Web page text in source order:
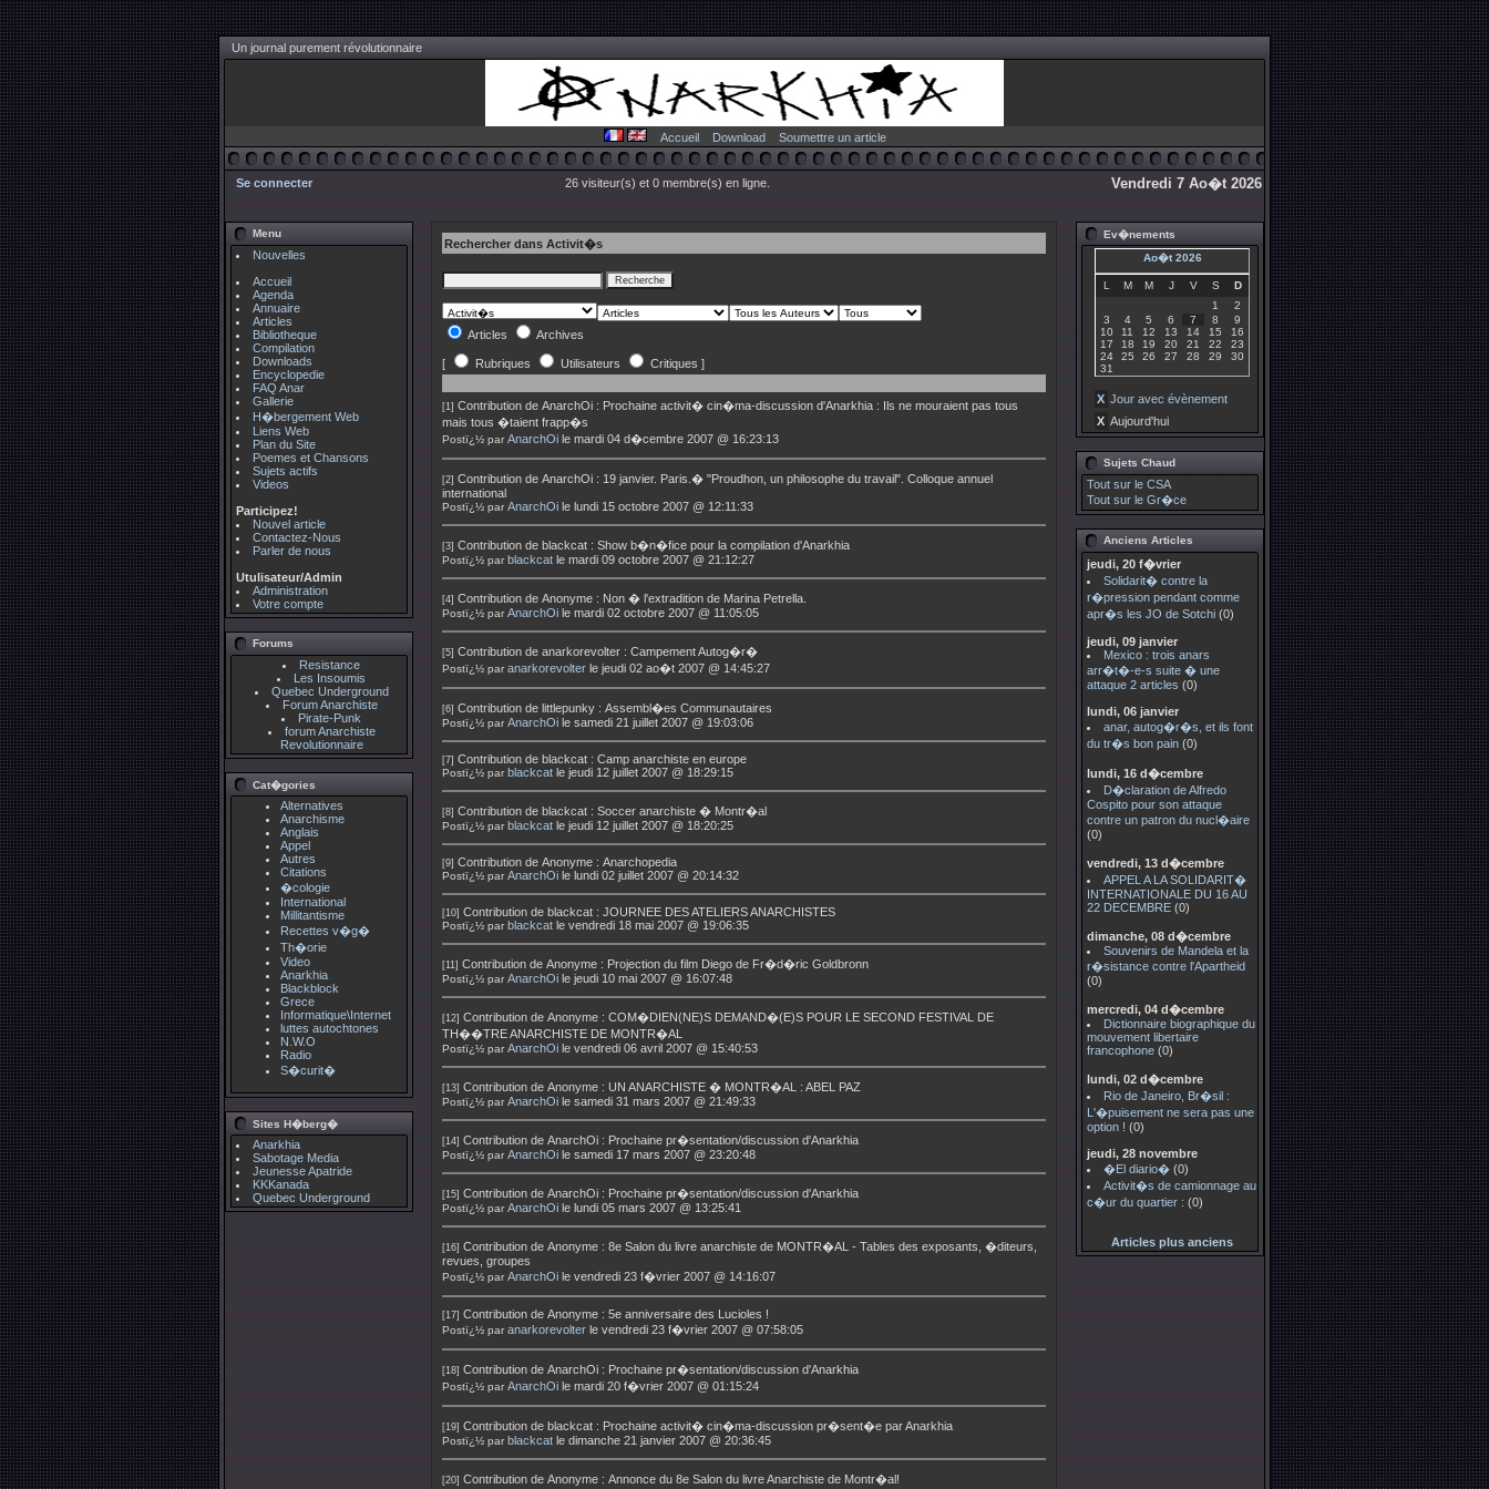
Un journal purement révolutionnaire
Accueil Download Soumettre un article
Se connecter 26 visiteur(s) et 0 membre(s) en ligne. Vendredi 7 Ao�t 2026
Menu
Nouvelles
Accueil
Agenda
Annuaire
Articles
Bibliotheque
Compilation
Downloads
Encyclopedie
FAQ Anar
Gallerie
H�bergement Web
Liens Web
Plan du Site
Poemes et Chansons
Sujets actifs
Videos
Participez!
Nouvel article
Contactez-Nous
Parler de nous
Utulisateur/Admin
Administration
Votre compte
Forums
Resistance
Les Insoumis
Quebec Underground
Forum Anarchiste
Pirate-Punk
forum Anarchiste
Revolutionnaire
Cat�gories
Alternatives
Anarchisme
Anglais
Appel
Autres
Citations
�cologie
International
Millitantisme
Recettes v�g�
Th�orie
Video
Anarkhia
Blackblock
Grece
Informatique\Internet
luttes autochtones
N.W.O
Radio
S�curit�
Sites H�berg�
Anarkhia
Sabotage Media
Jeunesse Apatride
KKKanada
Quebec Underground
Rechercher dans Activit�s
Articles Archives
[ Rubriques Utilisateurs Critiques ]
[1] Contribution de AnarchOi : Prochaine activit� cin�ma-discussion d'Anarkhia : Ils ne mouraient pas tous
mais tous �taient frapp�s
Postï¿½ par AnarchOi le mardi 04 d�cembre 2007 @ 16:23:13
[2] Contribution de AnarchOi : 19 janvier. Paris.� "Proudhon, un philosophe du travail". Colloque annuel
international
Postï¿½ par AnarchOi le lundi 15 octobre 2007 @ 12:11:33
[3] Contribution de blackcat : Show b�n�fice pour la compilation d'Anarkhia
Postï¿½ par blackcat le mardi 09 octobre 2007 @ 21:12:27
[4] Contribution de Anonyme : Non � l'extradition de Marina Petrella.
Postï¿½ par AnarchOi le mardi 02 octobre 2007 @ 11:05:05
[5] Contribution de anarkorevolter : Campement Autog�r�
Postï¿½ par anarkorevolter le jeudi 02 ao�t 2007 @ 14:45:27
[6] Contribution de littlepunky : Assembl�es Communautaires
Postï¿½ par AnarchOi le samedi 21 juillet 2007 @ 19:03:06
[7] Contribution de blackcat : Camp anarchiste en europe
Postï¿½ par blackcat le jeudi 12 juillet 2007 @ 18:29:15
[8] Contribution de blackcat : Soccer anarchiste � Montr�al
Postï¿½ par blackcat le jeudi 12 juillet 2007 @ 18:20:25
[9] Contribution de Anonyme : Anarchopedia
Postï¿½ par AnarchOi le lundi 02 juillet 2007 @ 20:14:32
[10] Contribution de blackcat : JOURNEE DES ATELIERS ANARCHISTES
Postï¿½ par blackcat le vendredi 18 mai 2007 @ 19:06:35
[11] Contribution de Anonyme : Projection du film Diego de Fr�d�ric Goldbronn
Postï¿½ par AnarchOi le jeudi 10 mai 2007 @ 16:07:48
[12] Contribution de Anonyme : COM�DIEN(NE)S DEMAND�(E)S POUR LE SECOND FESTIVAL DE
TH��TRE ANARCHISTE DE MONTR�AL
Postï¿½ par AnarchOi le vendredi 06 avril 2007 @ 15:40:53
[13] Contribution de Anonyme : UN ANARCHISTE � MONTR�AL : ABEL PAZ
Postï¿½ par AnarchOi le samedi 31 mars 2007 @ 21:49:33
[14] Contribution de AnarchOi : Prochaine pr�sentation/discussion d'Anarkhia
Postï¿½ par AnarchOi le samedi 17 mars 2007 @ 23:20:48
[15] Contribution de AnarchOi : Prochaine pr�sentation/discussion d'Anarkhia
Postï¿½ par AnarchOi le lundi 05 mars 2007 @ 13:25:41
[16] Contribution de Anonyme : 8e Salon du livre anarchiste de MONTR�AL - Tables des exposants, �diteurs,
revues, groupes
Postï¿½ par AnarchOi le vendredi 23 f�vrier 2007 @ 14:16:07
[17] Contribution de Anonyme : 5e anniversaire des Lucioles !
Postï¿½ par anarkorevolter le vendredi 23 f�vrier 2007 @ 07:58:05
[18] Contribution de AnarchOi : Prochaine pr�sentation/discussion d'Anarkhia
Postï¿½ par AnarchOi le mardi 20 f�vrier 2007 @ 01:15:24
[19] Contribution de blackcat : Prochaine activit� cin�ma-discussion pr�sent�e par Anarkhia
Postï¿½ par blackcat le dimanche 21 janvier 2007 @ 20:36:45
[20] Contribution de Anonyme : Annonce du 8e Salon du livre Anarchiste de Montr�al!
Ev�nements
Ao�t 2026
L M M J V S
D
1
2
3
4 5 6 7 8
9
10
11 12 13 14 15
16
17
18 19 20 21 22
23
24
25 26 27 28 29
30
31
X Jour avec évènement
X Aujourd'hui
Sujets Chaud
Tout sur le CSA
Tout sur le Gr�ce
Anciens Articles
jeudi, 20 f�vrier
Solidarit� contre la
r�pression pendant comme
apr�s les JO de Sotchi (0)
jeudi, 09 janvier
Mexico : trois anars
arr�t�-e-s suite � une
attaque 2 articles (0)
lundi, 06 janvier
anar, autog�r�s, et ils font
du tr�s bon pain (0)
lundi, 16 d�cembre
D�claration de Alfredo
Cospito pour son attaque
contre un patron du nucl�aire
(0)
vendredi, 13 d�cembre
APPEL A LA SOLIDARIT�
INTERNATIONALE DU 16 AU
22 DECEMBRE (0)
dimanche, 08 d�cembre
Souvenirs de Mandela et la
r�sistance contre l'Apartheid
(0)
mercredi, 04 d�cembre
Dictionnaire biographique du
mouvement libertaire
francophone (0)
lundi, 02 d�cembre
Rio de Janeiro, Br�sil :
L'�puisement ne sera pas une
option ! (0)
jeudi, 28 novembre
�El diario� (0)
Activit�s de camionnage au
c�ur du quartier : (0)
Articles plus anciens